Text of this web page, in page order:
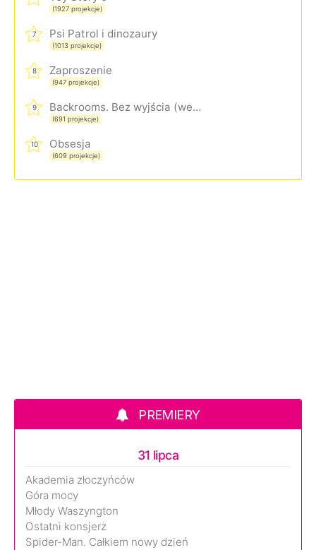
(1927 projekcje)
7 Psi Patrol i dinozaury
(1013 projekcje)
8 Zaproszenie
(947 projekcje)
9 Backrooms. Bez wyjścia (wersja rozszerzona)
(691 projekcje)
10 Obsesja
(609 projekcje)
PREMIERY
31 lipca
Akademia złoczyńców
Góra mocy
Młody Waszyngton
Ostatni konsjerż
Spider-Man. Całkiem nowy dzień